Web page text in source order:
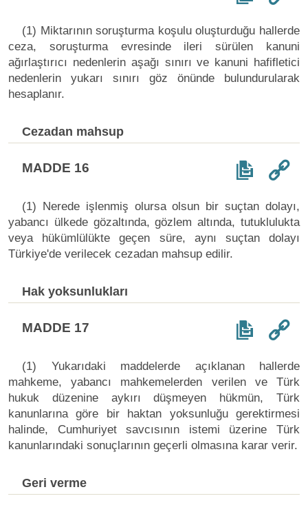
(1) Miktarının soruşturma koşulu oluşturduğu hallerde
ceza, soruşturma evresinde ileri sürülen kanuni
ağırlaştırıcı nedenlerin aşağı sınırı ve kanuni hafifletici
nedenlerin yukarı sınırı göz önünde bulundurularak
hesaplanır.
Cezadan mahsup
MADDE 16
(1) Nerede işlenmiş olursa olsun bir suçtan dolayı,
yabancı ülkede gözaltında, gözlem altında, tutuklulukta
veya hükümlülükte geçen süre, aynı suçtan dolayı
Türkiye'de verilecek cezadan mahsup edilir.
Hak yoksunlukları
MADDE 17
(1) Yukarıdaki maddelerde açıklanan hallerde
mahkeme, yabancı mahkemelerden verilen ve Türk
hukuk düzenine aykırı düşmeyen hükmün, Türk
kanunlarına göre bir haktan yoksunluğu gerektirmesi
halinde, Cumhuriyet savcısının istemi üzerine Türk
kanunlarındaki sonuçlarının geçerli olmasına karar verir.
Geri verme